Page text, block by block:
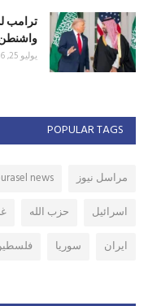
ترامب
يوليو 25, 2026
POPULAR TAGS
مراسل نيوز news
اسرائيل
حزب الله
ايران
سوريا